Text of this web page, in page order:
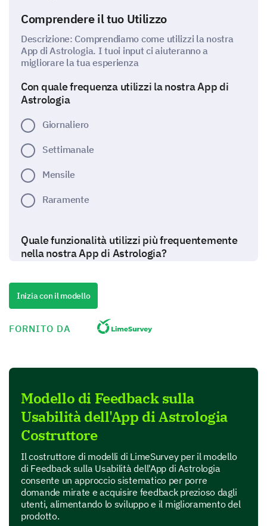
Comprendere il tuo Utilizzo
Descrizione: Comprendiamo come utilizzi la nostra
App di Astrologia. I tuoi input ci aiuteranno a
migliorare la tua esperienza
Con quale frequenza utilizzi la nostra App di
Astrologia
Giornaliero
Settimanale
Mensile
Raramente
Quale funzionalità utilizzi più frequentemente
nella nostra App di Astrologia?
Compatibilità Affettiva
Inserire qui sotto il commento:
La tua Esperienza con l'App
Inizia con il modello
FORNITO DA
Modello di Feedback sulla
Usabilità dell'App di Astrologia
Costruttore
Il costruttore di modelli di LimeSurvey per il modello
di Feedback sulla Usabilità dell'App di Astrologia
consente un approccio sistematico per porre
domande mirate e acquisire feedback prezioso dagli
utenti, alimentando lo sviluppo e il miglioramento del
prodotto.